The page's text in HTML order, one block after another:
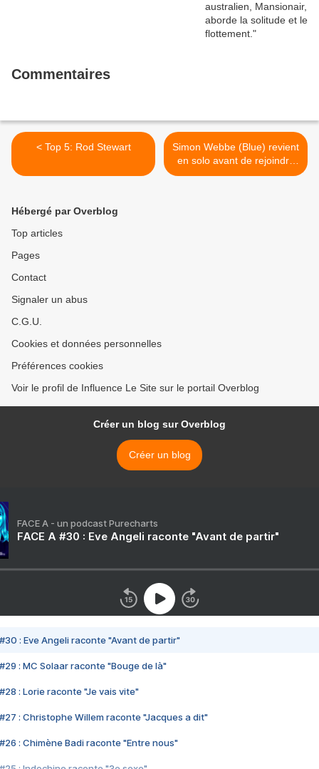
Commentaires
< Top 5: Rod Stewart
Simon Webbe (Blue) revient
en solo avant de rejoindre
le groupe. >
Hébergé par Overblog
Top articles
Pages
Contact
Signaler un abus
C.G.U.
Cookies et données personnelles
Préférences cookies
Voir le profil de Influence Le Site sur le portail Overblog
Créer un blog sur Overblog
Créer un blog
FACE A - un podcast Purecharts
FACE A #30 : Eve Angeli raconte "Avant de partir"
#30 : Eve Angeli raconte "Avant de partir"
#29 : MC Solaar raconte "Bouge de là"
#28 : Lorie raconte "Je vais vite"
#27 : Christophe Willem raconte "Jacques a dit"
#26 : Chimène Badi raconte "Entre nous"